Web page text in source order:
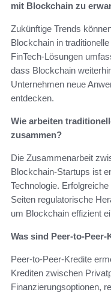
mit Blockchain zu
Zukünftige Trends
Blockchain in
FinTech-Lösungen
dass Blockchain
Unternehmen neue
entdecken.
Wie arbeiten
zusammen?
Die Zusammenarbeit
Blockchain-Startups ist
Technologie.
Seiten regulatorische
um Blockchain effizient
Was sind Peer-to-
Peer-to-Peer-Kredite
Krediten zwischen
Finanzierungsoptionen,